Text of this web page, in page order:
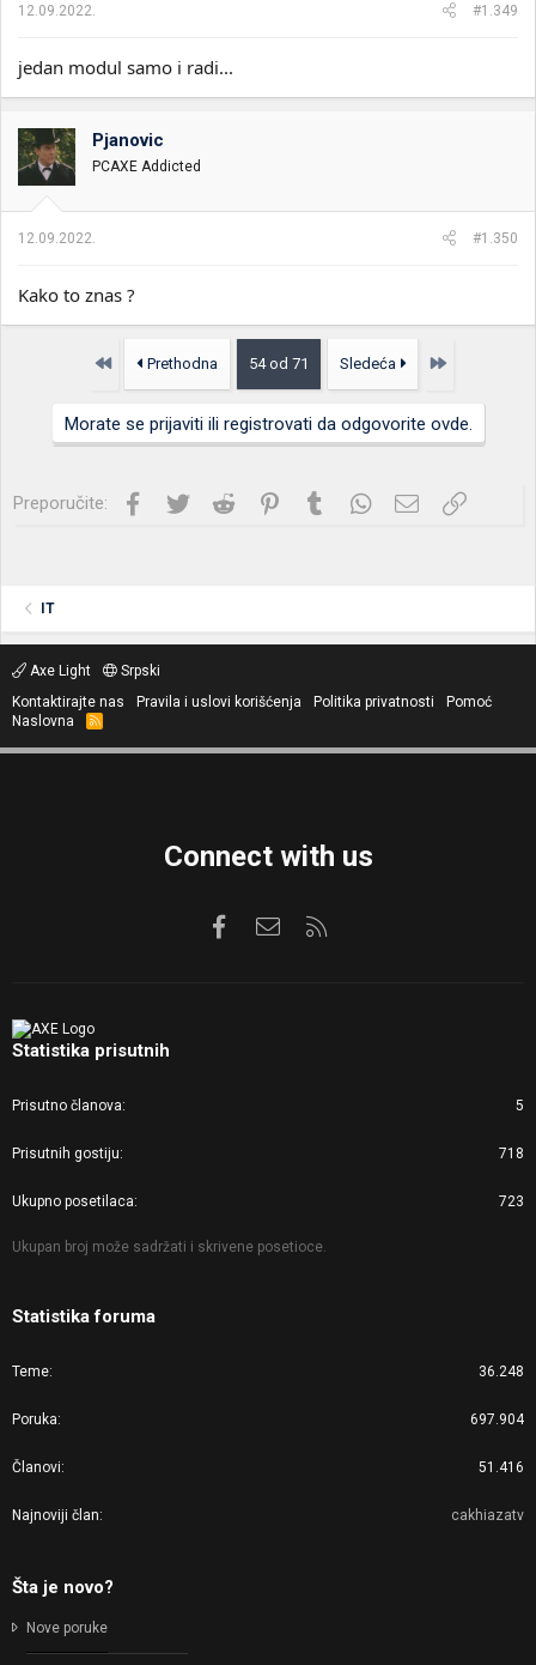
12.09.2022. #1.349
jedan modul samo i radi...
Pjanovic
PCAXE Addicted
12.09.2022. #1.350
Kako to znas ?
Prvo Prethodna 54 od 71 Sledeća Poslednja
Morate se prijaviti ili registrovati da odgovorite ovde.
Preporučite: Facebook
Twitter Reddit PinterestTumblrWhatsApp
Imejl Link
IT
Axe Light
Srpski
Kontaktirajte nas
Pravila i uslovi korišćenja Politika privatnosti
Pomoć
Naslovna
R
S
Connect with us
FacebookKontaktirajte nas
Statistika prisutnih
Prisutno članova 5
Prisutnih gostiju 718
Ukupno posetilaca 723
Ukupan broj može sadržati i skrivene posetioce.
Statistika foruma
Teme 36.248
Poruka 697.904
Članovi 51.416
Najnoviji član cakhiazatv
Šta je novo?
Nove poruke